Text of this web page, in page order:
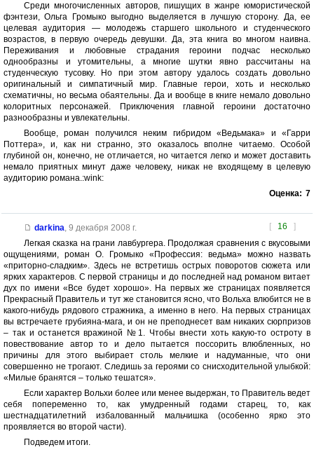
Среди многочисленных авторов, пишущих в жанре юмористической
фэнтези, Ольга Громыко выгодно выделяется в лучшую сторону. Да, ее
целевая аудитория — молодежь старшего школьного и студенческого
возрастов, в первую очередь девушки. Да, эта книга во многом наивна.
Переживания и любовные страдания героини подчас несколько
однообразны и утомительны, а многие шутки явно рассчитаны на
студенческую тусовку. Но при этом автору удалось создать довольно
оригинальный и симпатичный мир. Главные герои, хоть и несколько
схематичны, но весьма обаятельны. Да и вообще в книге немало довольно
колоритных персонажей. Приключения главной героини достаточно
разнообразны и увлекательны.
Вообще, роман получился неким гибридом «Ведьмака» и «Гарри
Поттера», и, как ни странно, это оказалось вполне читаемо. Особой
глубиной он, конечно, не отличается, но читается легко и может доставить
немало приятных минут даже человеку, никак не входящему в целевую
аудиторию романа.:wink:
Оценка: 7
[ 16 ]
darkina, 9 декабря 2008 г.
Легкая сказка на грани лавбургера. Продолжая сравнения с вкусовыми
ощущениями, роман О. Громыко «Профессия: ведьма» можно назвать
«приторно-сладким». Здесь не встретишь острых поворотов сюжета или
ярких характеров. С первой страницы и до последней над романом витает
дух по имени «Все будет хорошо». На первых же страницах появляется
Прекрасный Правитель и тут же становится ясно, что Вольха влюбится не в
какого-нибудь рядового стражника, а именно в него. На первых страницах
вы встречаете грубияна-мага, и он не преподнесет вам никаких сюрпризов
– так и останется вражиной №1. Чтобы внести хоть какую-то остроту в
повествование автор то и дело пытается поссорить влюбленных, но
причины для этого выбирает столь мелкие и надуманные, что они
совершенно не трогают. Следишь за героями со снисходительной улыбкой:
«Милые бранятся – только тешатся».
Если характер Вольхи более или менее выдержан, то Правитель ведет
себя попеременно то, как умудренный годами старец, то, как
шестнадцатилетний избалованный мальчишка (особенно ярко это
проявляется во второй части).
Подведем итоги.